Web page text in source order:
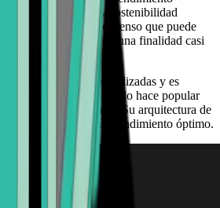
bajos costos y sostenibilidad
protocolo de consenso que puede
por segundo con una finalidad casi
de subredes personalizadas y es
Ethereum, lo que lo hace popular
empresariales. Su arquitectura de
funciones para un rendimiento óptimo.